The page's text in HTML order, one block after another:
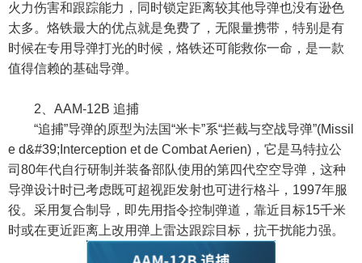
火力伤害和跟踪能力，同时锁定距离较其他导弹也没有逊色
太多。烙铁最大的优点就是免费了，无限量携带，特别是有
时候在专用导弹打光的时候，烙铁还可能救你一命，是一款
值得信赖的基础导弹。
2、AAM-12B 追捕
“追捕”导弹的原型为法国“米卡”系“拦截与空战导弹”(Missil
e d&#39;Interception et de Combat Aerien)，它是马特拉公
司80年代自行研制并装备部队使用的第四代空空导弹，这种
导弹设计时已考虑既可超视距发射也可进行格斗，1997年服
役。采用复合制导，即先用指令控制弹道，靠近目标15千米
时或在更近距离上改用弹上雷达跟踪目标，抗干扰能力强。